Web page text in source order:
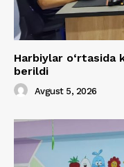
Harbiylar o‘rtasida
berildi
Avgust 5, 2026